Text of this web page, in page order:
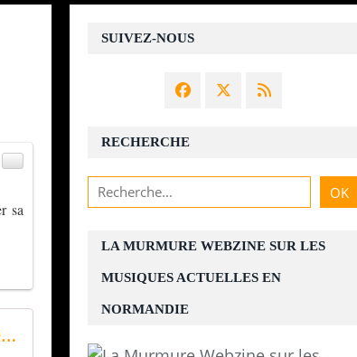
sa
Supprimer un festival, critiquer les... - La Murmure Webzine des Groupes de Normandie | Facebook
SUIVEZ-NOUS
RECHERCHE
LA MURMURE WEBZINE SUR LES
MUSIQUES ACTUELLES EN
NORMANDIE